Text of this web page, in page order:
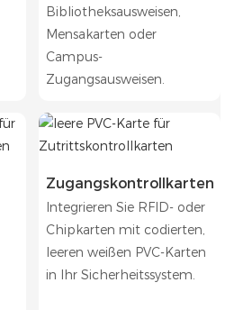
Bibliotheksausweisen,
Mensakarten oder
Campus-
Zugangsausweisen.
Zugangskontrollkarten
Integrieren Sie RFID- oder
Chipkarten mit codierten,
leeren weißen PVC-Karten
in Ihr Sicherheitssystem.